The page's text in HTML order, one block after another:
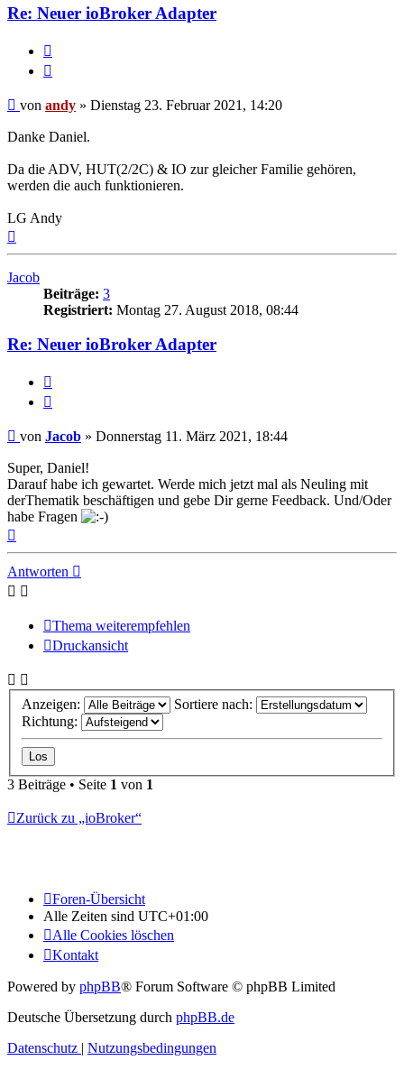
Re: Neuer ioBroker Adapter
Beitrag
von andy » Dienstag 23. Februar 2021, 14:20
Danke Daniel.
Da die ADV, HUT(2/2C) & IO zur gleicher Familie gehören,
werden die auch funktionieren.
LG Andy
Jacob
Beiträge: 3
Registriert: Montag 27. August 2018, 08:44
Re: Neuer ioBroker Adapter
Beitrag
von Jacob » Donnerstag 11. März 2021, 18:44
Super, Daniel!
Darauf habe ich gewartet. Werde mich jetzt mal als Neuling mit
derThematik beschäftigen und gebe Dir gerne Feedback. Und/Oder
habe Fragen
Antworten
Thema weiterempfehlen
Druckansicht
Anzeigen:
Sortiere nach:
Richtung:
3 Beiträge • Seite 1 von 1
Zurück zu „ioBroker“
Foren-Übersicht
Alle Zeiten sind UTC+01:00
Alle Cookies löschen
Kontakt
Powered by phpBB® Forum Software © phpBB Limited
Deutsche Übersetzung durch phpBB.de
Datenschutz | Nutzungsbedingungen